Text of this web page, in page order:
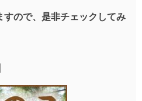
ので、是非チェックしてみ